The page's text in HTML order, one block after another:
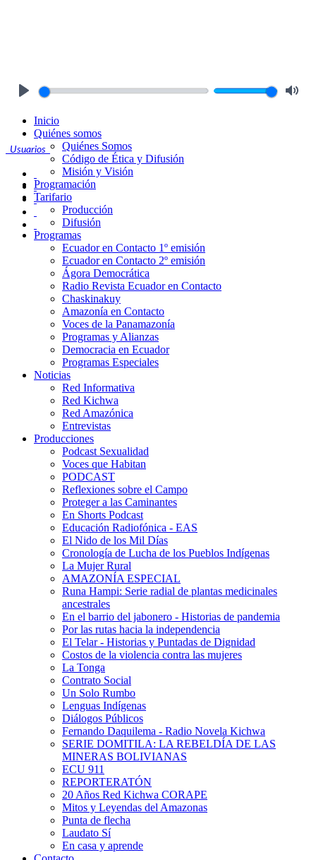
Usuarios
Inicio
Quiénes somos
Quiénes Somos
Código de Ética y Difusión
Misión y Visión
Programación
Tarifario
Producción
Difusión
Programas
Ecuador en Contacto 1º emisión
Ecuador en Contacto 2º emisión
Ágora Democrática
Radio Revista Ecuador en Contacto
Chaskinakuy
Amazonía en Contacto
Voces de la Panamazonía
Programas y Alianzas
Democracia en Ecuador
Programas Especiales
Noticias
Red Informativa
Red Kichwa
Red Amazónica
Entrevistas
Producciones
Podcast Sexualidad
Voces que Habitan
PODCAST
Reflexiones sobre el Campo
Proteger a las Caminantes
En Shorts Podcast
Educación Radiofónica - EAS
El Nido de los Mil Días
Cronología de Lucha de los Pueblos Indígenas
La Mujer Rural
AMAZONÍA ESPECIAL
Runa Hampi: Serie radial de plantas medicinales
ancestrales
En el barrio del jabonero - Historias de pandemia
Por las rutas hacia la independencia
El Telar - Historias y Puntadas de Dignidad
Costos de la violencia contra las mujeres
La Tonga
Contrato Social
Un Solo Rumbo
Lenguas Indígenas
Diálogos Públicos
Fernando Daquilema - Radio Novela Kichwa
SERIE DOMITILA: LA REBELDÍA DE LAS
MINERAS BOLIVIANAS
ECU 911
REPORTERATÓN
20 Años Red Kichwa CORAPE
Mitos y Leyendas del Amazonas
Punta de flecha
Laudato Sí
En casa y aprende